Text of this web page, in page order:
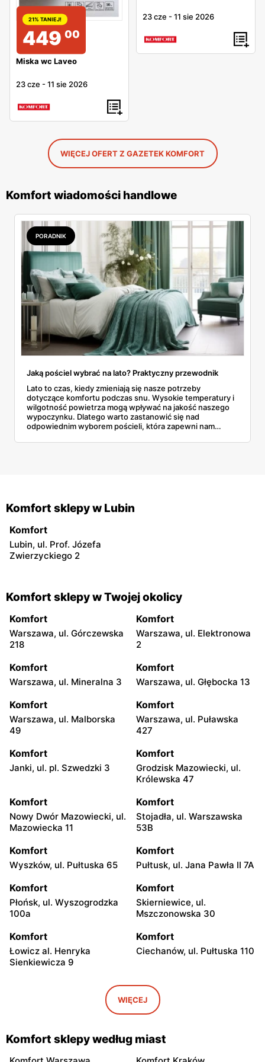
21% TANIEJ!
449 00
Miska wc Laveo
23 cze -11 sie 2026
23 cze -11 sie 2026
WIĘCEJ OFERT Z GAZETEK KOMFORT
Komfort wiadomości handlowe
PORADNIK
Jaką pościel wybrać na lato? Praktyczny przewodnik
Lato to czas, kiedy zmieniają się nasze potrzeby
dotyczące komfortu podczas snu. Wysokie temperatury i
wilgotność powietrza mogą wpływać na jakość naszego
wypoczynku. Dlatego warto zastanowić się nad
odpowiednim wyborem pościeli, która zapewni nam
Komfort sklepy w Lubin
Komfort
Lubin, ul. Prof. Józefa
Zwierzyckiego 2
Komfort sklepy w Twojej okolicy
Komfort
Warszawa, ul. Górczewska
218
Komfort
Warszawa, ul. Elektronowa
2
Komfort
Warszawa, ul. Mineralna 3
Komfort
Warszawa, ul. Głębocka 13
Komfort
Warszawa, ul. Malborska
49
Komfort
Warszawa, ul. Puławska
427
Komfort
Janki, ul. pl. Szwedzki 3
Komfort
Grodzisk Mazowiecki, ul.
Królewska 47
Komfort
Nowy Dwór Mazowiecki, ul.
Mazowiecka 11
Komfort
Stojadła, ul. Warszawska
53B
Komfort
Wyszków, ul. Pułtuska 65
Komfort
Pułtusk, ul. Jana Pawła II 7A
Komfort
Płońsk, ul. Wyszogrodzka
100a
Komfort
Skierniewice, ul.
Mszczonowska 30
Komfort
Łowicz al. Henryka
Sienkiewicza 9
Komfort
Ciechanów, ul. Pułtuska 110
Przasnysz, ul. Sierakowo
Komfort
Białki, ul. Łukowska 109
Komfort
Radom, ul. Stanisława
Żółkiewskiego 4
Komfort
Popiełuszki 4
WIĘCEJ
Komfort sklepy według miast